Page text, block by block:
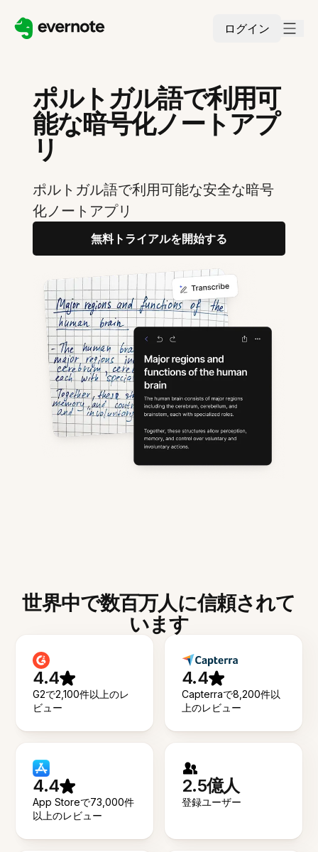
ログイン
ポルトガル語で利用可
能な暗号化ノートアプ
リ
ポルトガル語で利用可能な安全な暗号
化ノートアプリ
無料トライアルを開始する
世界中で数百万人に信頼されて
います
4.4
G2で2,100件以上のレ
ビュー
4.4
Capterraで8,200件以
上のレビュー
4.4
App Storeで73,000件
以上のレビュー
2.5億人
登録ユーザー